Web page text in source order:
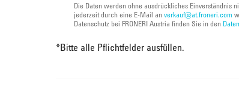
Die Daten werden ohne ausdrückliches Einverständnis
jederzeit durch eine E-Mail an verkauf@at.froneri.com
Datenschutz bei FRONERI Austria finden Sie in den
*Bitte alle Pflichtfelder ausfüllen.